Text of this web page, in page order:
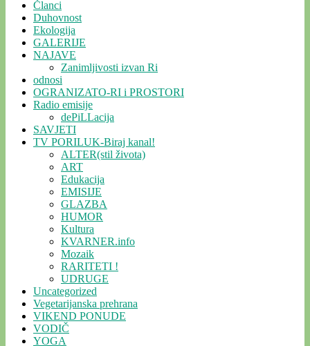
Članci
Duhovnost
Ekologija
GALERIJE
NAJAVE
Zanimljivosti izvan Ri
odnosi
OGRANIZATO-RI i PROSTORI
Radio emisije
dePiLLacija
SAVJETI
TV PORILUK-Biraj kanal!
ALTER(stil života)
ART
Edukacija
EMISIJE
GLAZBA
HUMOR
Kultura
KVARNER.info
Mozaik
RARITETI !
UDRUGE
Uncategorized
Vegetarijanska prehrana
VIKEND PONUDE
VODIČ
YOGA